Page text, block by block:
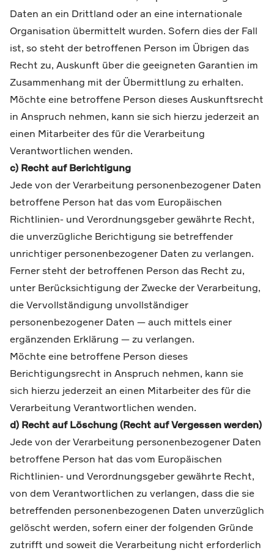
Daten an ein Drittland oder an eine internationale
Organisation übermittelt wurden. Sofern dies der Fall
ist, so steht der betroffenen Person im Übrigen das
Recht zu, Auskunft über die geeigneten Garantien im
Zusammenhang mit der Übermittlung zu erhalten.
Möchte eine betroffene Person dieses Auskunftsrecht
in Anspruch nehmen, kann sie sich hierzu jederzeit an
einen Mitarbeiter des für die Verarbeitung
Verantwortlichen wenden.
c) Recht auf Berichtigung
Jede von der Verarbeitung personenbezogener Daten
betroffene Person hat das vom Europäischen
Richtlinien- und Verordnungsgeber gewährte Recht,
die unverzügliche Berichtigung sie betreffender
unrichtiger personenbezogener Daten zu verlangen.
Ferner steht der betroffenen Person das Recht zu,
unter Berücksichtigung der Zwecke der Verarbeitung,
die Vervollständigung unvollständiger
personenbezogener Daten — auch mittels einer
ergänzenden Erklärung — zu verlangen.
Möchte eine betroffene Person dieses
Berichtigungsrecht in Anspruch nehmen, kann sie
sich hierzu jederzeit an einen Mitarbeiter des für die
Verarbeitung Verantwortlichen wenden.
d) Recht auf Löschung (Recht auf Vergessen werden)
Jede von der Verarbeitung personenbezogener Daten
betroffene Person hat das vom Europäischen
Richtlinien- und Verordnungsgeber gewährte Recht,
von dem Verantwortlichen zu verlangen, dass die sie
betreffenden personenbezogenen Daten unverzüglich
gelöscht werden, sofern einer der folgenden Gründe
zutrifft und soweit die Verarbeitung nicht erforderlich